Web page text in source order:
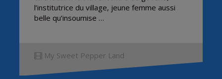
l’institutrice du village, jeune femme aussi
belle qu’insoumise …
My Sweet Pepper Land